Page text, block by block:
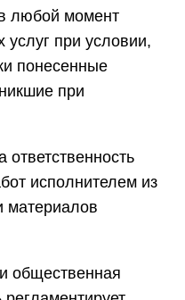
любой момент
услуг при условии,
понесенные
при
исполнителем из
материалов
общественная